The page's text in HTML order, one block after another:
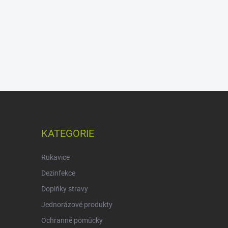
KATEGORIE
Rukavice
Dezinfekce
Doplňky stravy
Jednorázové produkty
Ochranné pomůcky